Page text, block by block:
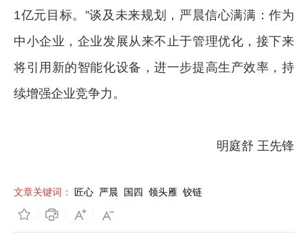
1亿元目标。”谈及未来规划，严晨信心满满：作为
中小企业，企业发展从来不止于管理优化，接下来
将引用新的智能化设备，进一步提高生产效率，持
续增强企业竞争力。
明庭舒 王先锋
文章关键词： 匠心 严晨 国四 领头雁 铰链